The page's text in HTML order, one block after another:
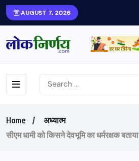
AUGUST 7, 2026
Home
अध्यात्म
सीएम धामी को किसने देवभूमि का धर्मरक्षक बताया